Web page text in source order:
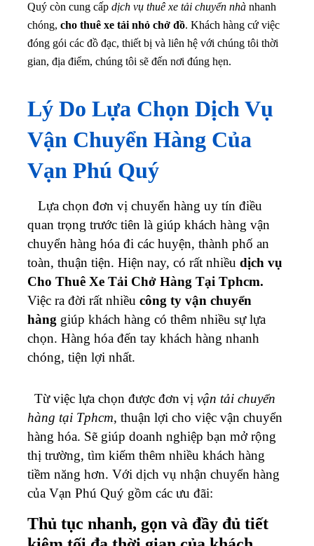
Quý còn cung cấp dịch vụ thuê xe tải chuyển nhà nhanh
chóng, cho thuê xe tải nhỏ chở đồ. Khách hàng cứ việc
đóng gói các đồ đạc, thiết bị và liên hệ với chúng tôi thời
gian, địa điểm, chúng tôi sẽ đến nơi đúng hẹn.
Lý Do Lựa Chọn Dịch Vụ
Vận Chuyển Hàng Của
Vạn Phú Quý
Lựa chọn đơn vị chuyển hàng uy tín điều
quan trọng trước tiên là giúp khách hàng vận
chuyển hàng hóa đi các huyện, thành phố an
toàn, thuận tiện. Hiện nay, có rất nhiều dịch vụ
Cho Thuê Xe Tải Chở Hàng Tại Tphcm.
Việc ra đời rất nhiều công ty vận chuyển
hàng giúp khách hàng có thêm nhiều sự lựa
chọn. Hàng hóa đến tay khách hàng nhanh
chóng, tiện lợi nhất.
Từ việc lựa chọn được đơn vị vận tải chuyển
hàng tại Tphcm, thuận lợi cho việc vận chuyển
hàng hóa. Sẽ giúp doanh nghiệp bạn mở rộng
thị trường, tìm kiếm thêm nhiều khách hàng
tiềm năng hơn. Với dịch vụ nhận chuyển hàng
của Vạn Phú Quý gồm các ưu đãi:
Thủ tục nhanh, gọn và đầy đủ tiết